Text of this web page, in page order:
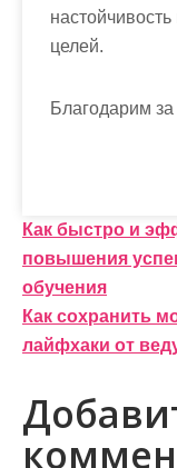
целей.
Благодарим
Н
а
в
и
г
а
Как быстро и
повышения
обучения
Как сохранить
лайфхаки от